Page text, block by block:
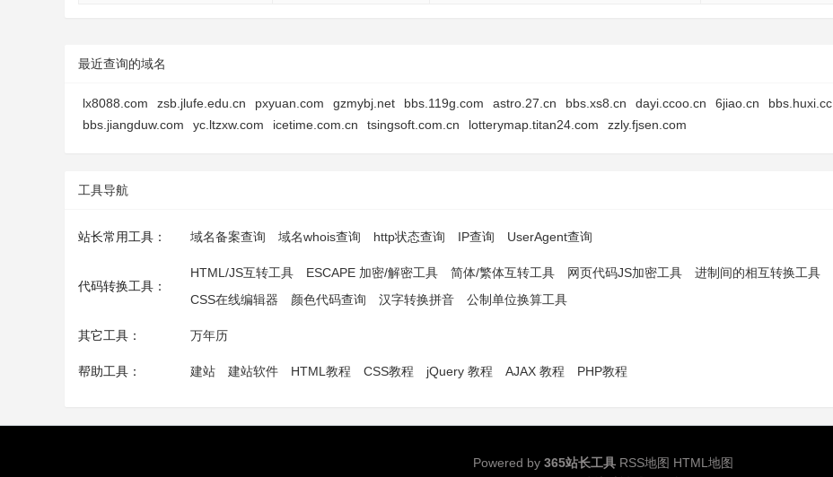
最近查询的域名
lx8088.com zsb.jlufe.edu.cn pxyuan.com gzmybj.net bbs.119g.com astro.27.cn bbs.xs8.cn dayi.ccoo.cn 6jiao.cn bbs.huxi.cc
bbs.jiangduw.com
yc.ltzxw.com icetime.com.cn tsingsoft.com.cn lotterymap.titan24.com zzly.fjsen.com
工具导航
站长常用工具： 域名备案查询 域名whois查询 http状态查询 IP查询 UserAgent查询
代码转换工具：
HTML/JS互转工具 ESCAPE 加密/解密工具 简体/繁体互转工具 网页代码JS加密工具 进制间的相互转换工具
CSS在线编辑器
颜色代码查询 汉字转换拼音 公制单位换算工具
其它工具： 万年历
帮助工具： 建站 建站软件 HTML教程 CSS教程 jQuery 教程 AJAX 教程 PHP教程
Powered by 365站长工具 RSS地图 HTML地图